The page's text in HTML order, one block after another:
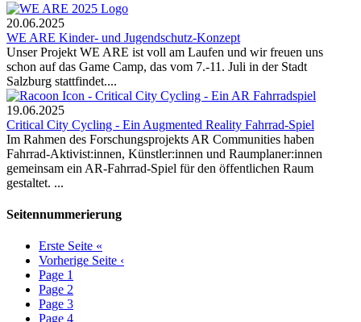
20.06.2025
WE ARE Kinder- und Jugendschutz-Konzept
Unser Projekt WE ARE ist voll am Laufen und wir freuen uns
schon auf das Game Camp, das vom 7.-11. Juli in der Stadt
Salzburg stattfindet....
19.06.2025
Critical City Cycling - Ein Augmented Reality Fahrrad-Spiel
Im Rahmen des Forschungsprojekts AR Communities haben
Fahrrad-Aktivist:innen, Künstler:innen und Raumplaner:innen
gemeinsam ein AR-Fahrrad-Spiel für den öffentlichen Raum
gestaltet. ...
Seitennummerierung
Erste Seite «
Vorherige Seite ‹
Page 1
Page 2
Page 3
Page 4